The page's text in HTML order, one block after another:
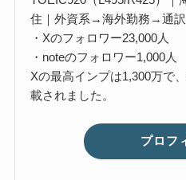
住｜外資系→海外勤務→通訳
・Xのフォロワー23,000人
・noteのフォロワー1,000人
Xの最高インプは1,300万で
載されました。
プロフ